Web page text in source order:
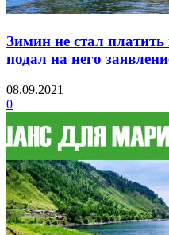
Зимин не стал
подал на него
08.09.2021
0